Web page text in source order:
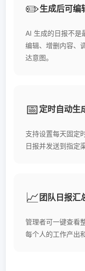
✏️生成后可编
AI 生成的日报不是
编辑、增删内容、
达意图。
📅 定时自动生
支持设置每天固定
日报并发送到指定
📈 团队日报汇
管理者可一键查看
每个人的工作产出